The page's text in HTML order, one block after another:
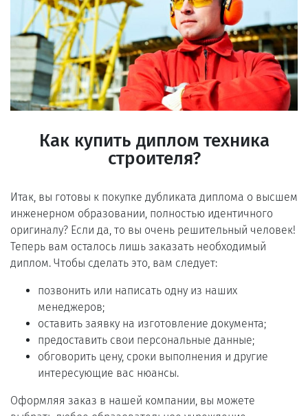
Как купить диплом техника
строителя?
Итак, вы готовы к покупке дубликата диплома о высшем
инженерном образовании, полностью идентичного
оригиналу? Если да, то вы очень решительный человек!
Теперь вам осталось лишь заказать необходимый
диплом. Чтобы сделать это, вам следует:
позвонить или написать одну из наших
менеджеров;
оставить заявку на изготовление документа;
предоставить свои персональные данные;
обговорить цену, сроки выполнения и другие
интересующие вас нюансы.
Оформляя заказ в нашей компании, вы можете